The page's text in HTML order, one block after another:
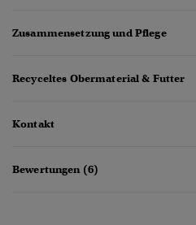
Zusammensetzung und Pflege
Recyceltes Obermaterial & Futter
Kontakt
Bewertungen (6)